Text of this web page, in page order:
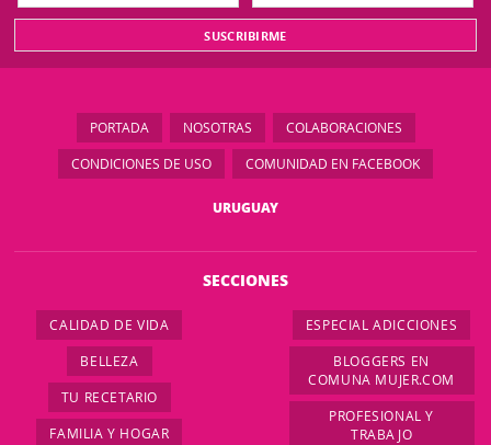
PORTADA NOSOTRAS COLABORACIONES
CONDICIONES DE USO COMUNIDAD EN FACEBOOK
URUGUAY
SECCIONES
CALIDAD DE VIDA
BELLEZA
TU RECETARIO
FAMILIA Y HOGAR
ESPECIAL ADICCIONES
BLOGGERS EN
COMUNA MUJER.COM
PROFESIONAL Y
TRABAJO